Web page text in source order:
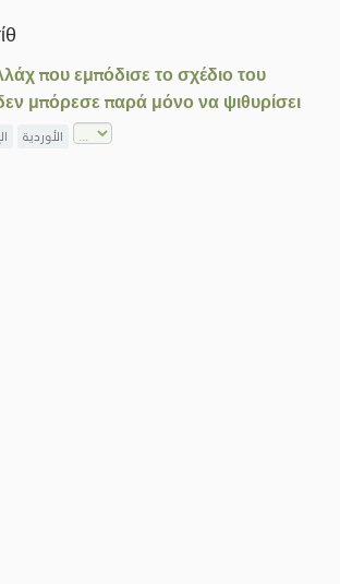
που εμπόδισε το σχέδιο του
μπόρεσε παρά μόνο να ψιθυρίσει
الأوردية